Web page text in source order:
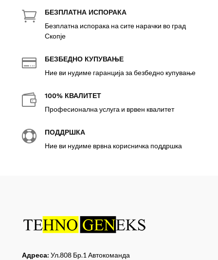
 БЕЗПЛАТНА ИСПОРАКА
Безплатна испорака на сите нарачки во град
Скопје
 БЕЗБЕДНО КУПУВАЊЕ
Ние ви нудиме гаранција за безбедно купување
 100% КВАЛИТЕТ
Професионална услуга и врвен квалитет
 ПОДДРШКА
Ние ви нудиме врвна корисничка поддршка
Адреса: Ул.808 Бр.1 Автокоманда